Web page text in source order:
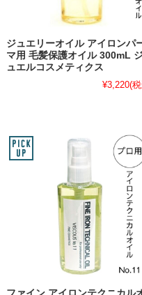
ジュエリーオイル アイロンパ
マ用 毛髪保護オイル 300mL
ュエルコスメティクス
¥3,220(